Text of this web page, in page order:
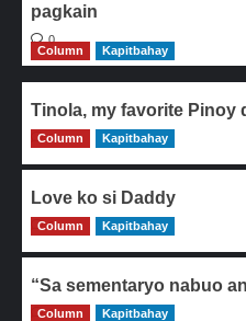
pagkain
0
Column
Kapitbahay
Tinola, my favorite Pinoy
0
Column Kapitbahay
Love ko si Daddy
0
Column Kapitbahay
“Sa sementaryo nabuo
0
Column Kapitbahay